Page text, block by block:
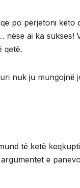
po përjetoni këto
ai ka sukses!
qetë.
nuk ju mungojnë
të ketë
e